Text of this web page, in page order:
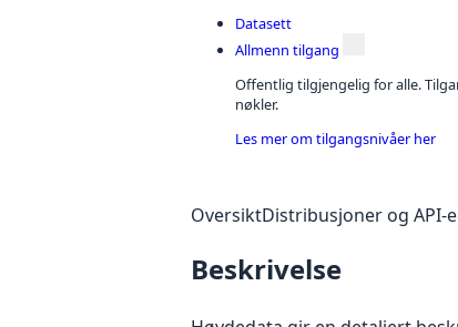
Datasett
Allmenn tilgang
Offentlig tilgjengelig for alle.
nøkler.
Les mer om tilgangsnivåer her
OversiktDistribusjoner og API-
Beskrivelse